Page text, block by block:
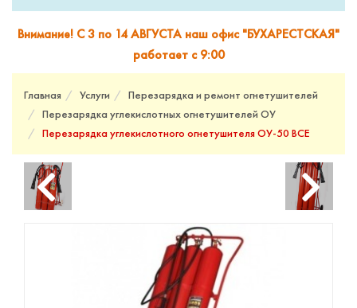
Внимание! С 3 по 14 АВГУСТА наш офис "БУХАРЕСТСКАЯ"
работает с 9:00
Главная Услуги
Перезарядка и ремонт огнетушителей
Перезарядка углекислотных огнетушителей ОУ
Перезарядка углекислотного огнетушителя ОУ-50 BCE